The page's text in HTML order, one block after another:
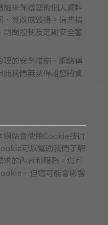
來保護您的個人資料
篡改或毀損。這些措
問控制及定期安全審
的安全措施，網絡傳
我們無法保證您的資
網站會使用Cookie技術
可以幫助我們了解
的內容和服務。您可
，但這可能會影響